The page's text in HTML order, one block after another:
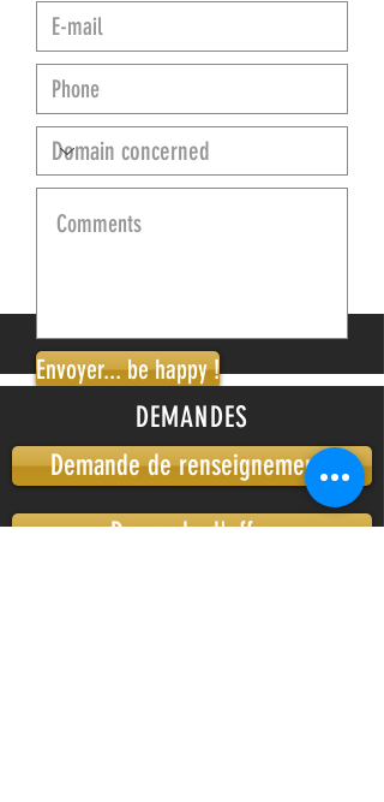
Envoyer... be happy !
DEMANDES
Demande de renseignements
Demande d'offre